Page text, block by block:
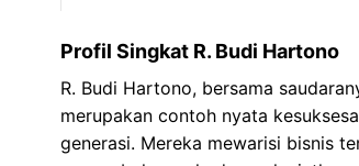
Profil Singkat R. Budi Hartono
R. Budi Hartono, bersama
merupakan contoh nyata
generasi. Mereka mewarisi bisnis